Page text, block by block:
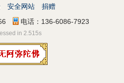
安全网站
捐赠
电话：136-6086-7923
in 2.515s